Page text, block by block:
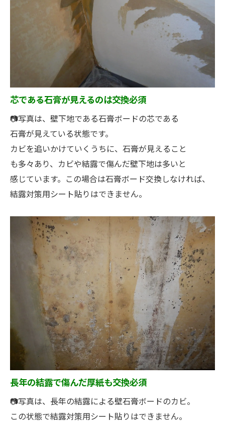
芯である石膏が見えるのは交換必須
📷写真は、壁下地である石膏ボードの芯である
石膏が見えている状態です。
カビを追いかけていくうちに、石膏が見えること
も多々あり、カビや結露で傷んだ壁下地は多いと
感じています。この場合は石膏ボード交換しなければ、
結露対策用シート貼りはできません。
長年の結露で傷んだ厚紙も交換必須
📷写真は、長年の結露による壁石膏ボードのカビ。
この状態で結露対策用シート貼りはできません。